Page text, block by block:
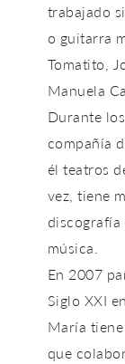
trabajado
o guitarra
Tomatito,
Manuela
Durante
compañía
él teatros
vez, tiene
música.
En 2007
Siglo XXI
María
que